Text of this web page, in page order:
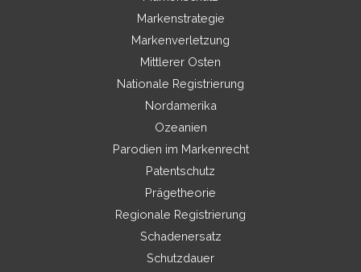
Markenstrategie
Markenverletzung
Mittlerer Osten
Nationale Registrierung
Nordamerika
Ozeanien
Parodien im Markenrecht
Patentschutz
Prägetheorie
Regionale Registrierung
Schadenersatz
Schutzdauer